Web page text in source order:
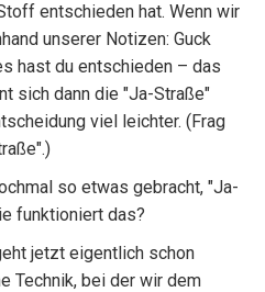
entschieden hat. Wenn wir
unserer Notizen: Guck
hast du entschieden – das
sich dann die "Ja-Straße"
viel leichter. (Frag
so etwas gebracht, "Ja-
funktioniert das?
jetzt eigentlich schon
Technik, bei der wir dem